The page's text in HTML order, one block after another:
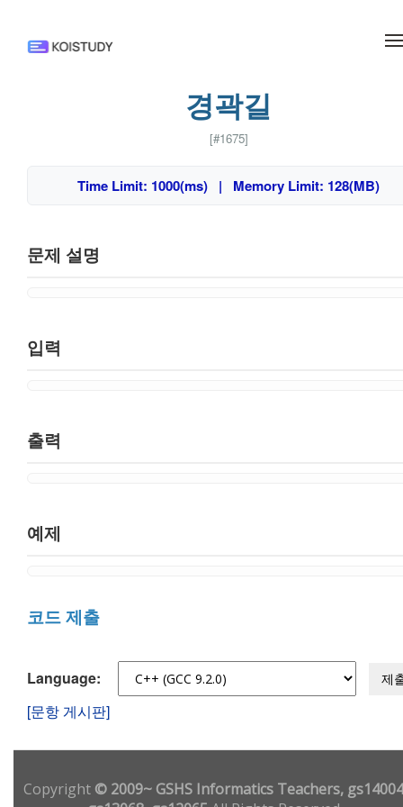
경곽길
[#1675]
Time Limit: 1000(ms) | Memory Limit: 128(MB)
문제 설명
입력
출력
예제
코드 제출
Language: 제
[문항 게시판]
Copyright© 2009~ GSHS Informatics Teachers,